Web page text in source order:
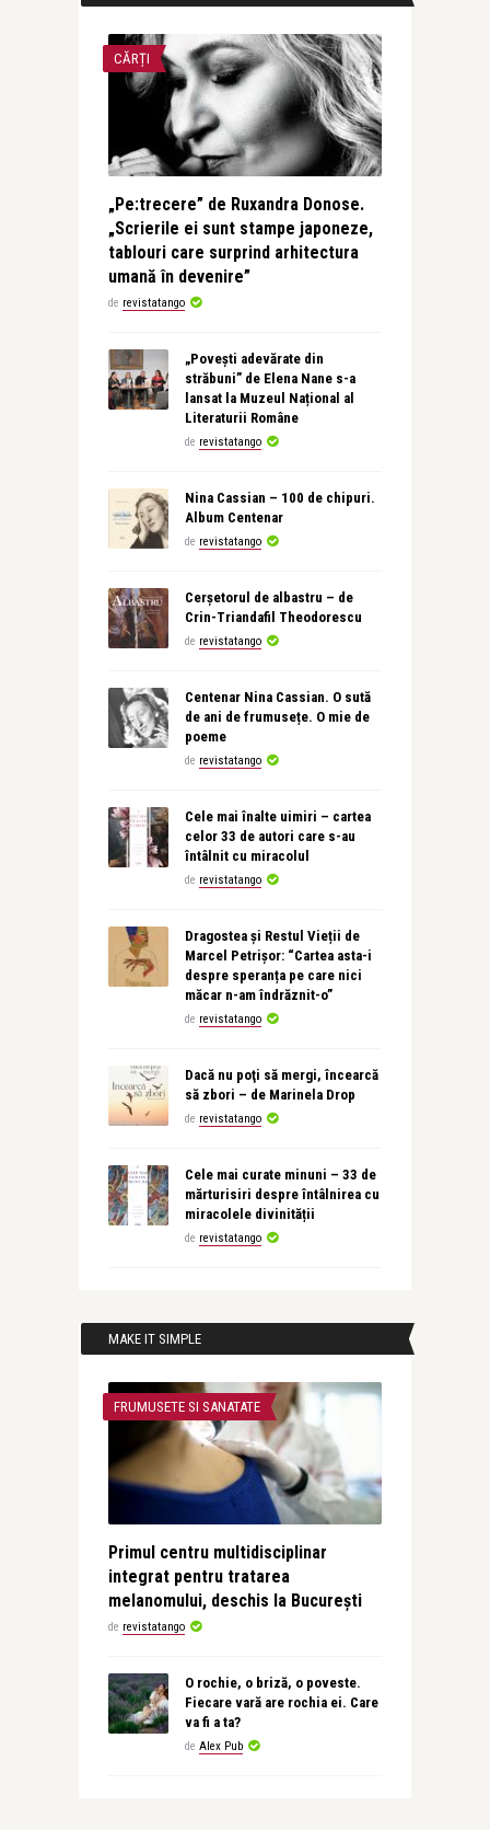
CĂRȚI
„Pe:trecere” de Ruxandra Donose.
„Scrierile ei sunt stampe japoneze,
tablouri care surprind arhitectura
umană în devenire”
de revistatango
„Povești adevărate din
străbuni” de Elena Nane s-a
lansat la Muzeul Național al
Literaturii Române
de revistatango
Nina Cassian – 100 de chipuri.
Album Centenar
de revistatango
Cerșetorul de albastru – de
Crin-Triandafil Theodorescu
de revistatango
Centenar Nina Cassian. O sută
de ani de frumusețe. O mie de
poeme
de revistatango
Cele mai înalte uimiri – cartea
celor 33 de autori care s-au
întâlnit cu miracolul
de revistatango
Dragostea și Restul Vieții de
Marcel Petrișor: “Cartea asta-i
despre speranța pe care nici
măcar n-am îndrăznit-o”
de revistatango
Dacă nu poţi să mergi, încearcă
să zbori – de Marinela Drop
de revistatango
Cele mai curate minuni – 33 de
mărturisiri despre întâlnirea cu
miracolele divinității
de revistatango
MAKE IT SIMPLE
FRUMUSETE SI SANATATE
Primul centru multidisciplinar
integrat pentru tratarea
melanomului, deschis la București
de revistatango
O rochie, o briză, o poveste.
Fiecare vară are rochia ei. Care
va fi a ta?
de Alex Pub